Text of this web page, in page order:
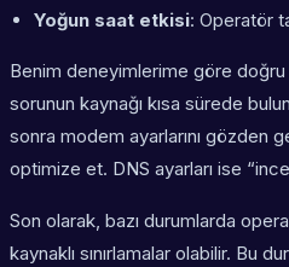
Yoğun saat etkisi: Operatör
Benim deneyimlerime göre doğru
sorunun kaynağı kısa sürede
sonra modem ayarlarını gözden
optimize et. DNS ayarları ise
Son olarak, bazı durumlarda
kaynaklı sınırlamalar olabilir. Bu